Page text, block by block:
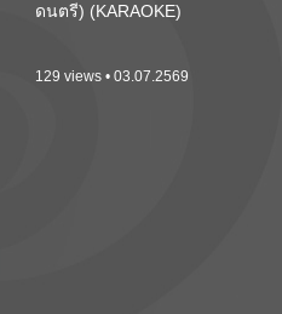
ดนตรี) (KARAOKE)
129 views • 03.07.2569